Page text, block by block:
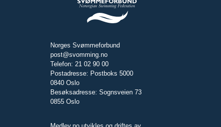
Norges Svømmeforbund
post@svomming.no
Telefon: 21 02 90 00
Postadresse: Postboks 5000
0840 Oslo
Besøksadresse: Sognsveien 73
0855 Oslo